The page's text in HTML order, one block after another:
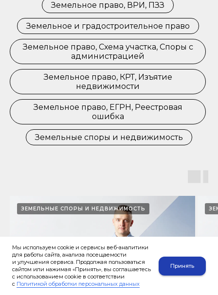
Земельное право, ВРИ, ПЗЗ
Земельное и градостроительное право
Земельное право, Схема участка, Споры с
администрацией
Земельное право, КРТ, Изъятие
недвижимости
Земельное право, ЕГРН, Реестровая
ошибка
Земельные споры и недвижимость
ЗЕМЕЛЬНЫЕ СПОРЫ И НЕДВИЖИМОСТЬ
Мы используем cookie и сервисы веб-аналитики
для работы сайта, анализа посещаемости
и улучшения сервиса. Продолжая пользоваться
сайтом или нажимая «Принять», вы соглашаетесь
с использованием cookie в соответствии
с Политикой обработки персональных данных
Принять